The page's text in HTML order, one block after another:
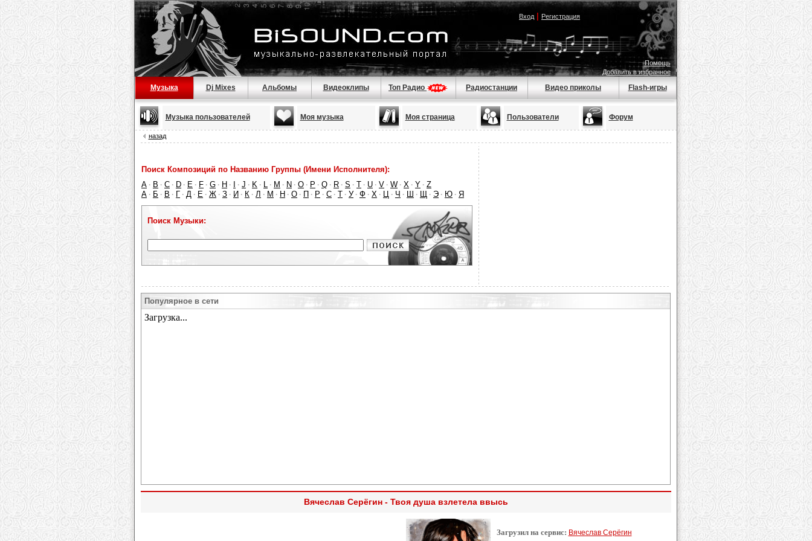
Вход| Регистрация
Помощь
Добавить в избранное
Музыка Dj Mixes Альбомы Видеоклипы Топ Радио Радиостанции Видео приколы Flash-игры
Музыка пользователей Моя музыка Моя страница Пользователи Форум
назад
Поиск Композиций по Названию Группы (Имени Исполнителя):
A · B · C · D · E · F · G · H · · J · K · L · M · N · O · P · Q · R · S · T · U · V · W · X · Y · Z
А · Б · В · Г · Д · Е · Ж · З · И · К · Л · М · Н · О · П · Р · С · Т · У · Ф · Х · Ц · Ч · Ш · Щ · Э · Ю · Я
Поиск Музыки:
Популярное в сети
Вячеслав Серёгин - Твоя душа взлетела ввысь
Загрузил на сервис: Вячеслав Серёгин